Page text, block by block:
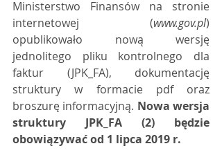
Ministerstwo Finansów na stronie
internetowej (www.gov.pl)
opublikowało nową wersję
jednolitego pliku kontrolnego dla
faktur (JPK_FA), dokumentację
struktury w formacie pdf oraz
broszurę informacyjną. Nowa wersja
struktury JPK_FA (2) będzie
obowiązywać od 1 lipca 2019 r.